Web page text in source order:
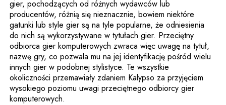
gier, pochodzących od różnych wydawców lub
producentów, różnią się nieznacznie, bowiem niektóre
gatunki lub style gier są na tyle popularne, że odniesienia
do nich są wykorzystywane w tytułach gier. Przeciętny
odbiorca gier komputerowych zwraca więc uwagę na tytuł,
nazwę gry, co pozwala mu na jej identyfikację pośród wielu
innych gier w podobnej stylistyce. Te wszystkie
okoliczności przemawiały zdaniem Kalypso za przyjęciem
wysokiego poziomu uwagi przeciętnego odbiorcy gier
komputerowych.